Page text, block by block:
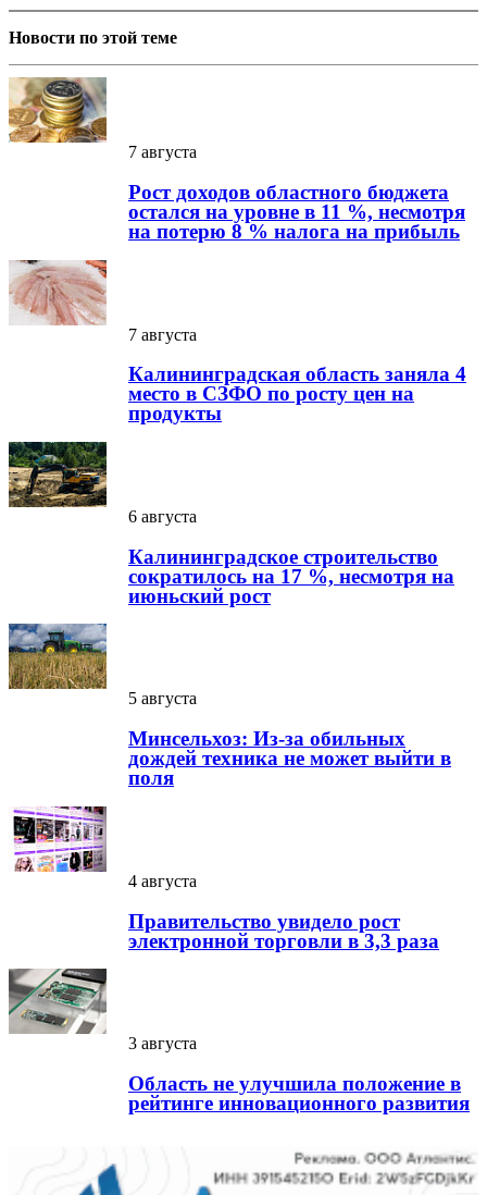
Новости по этой теме
7 августа
Рост доходов областного бюджета
остался на уровне в 11 %, несмотря
на потерю 8 % налога на прибыль
7 августа
Калининградская область заняла 4
место в СЗФО по росту цен на
продукты
6 августа
Калининградское строительство
сократилось на 17 %, несмотря на
июньский рост
5 августа
Минсельхоз: Из-за обильных
дождей техника не может выйти в
поля
4 августа
Правительство увидело рост
электронной торговли в 3,3 раза
3 августа
Область не улучшила положение в
рейтинге инновационного развития